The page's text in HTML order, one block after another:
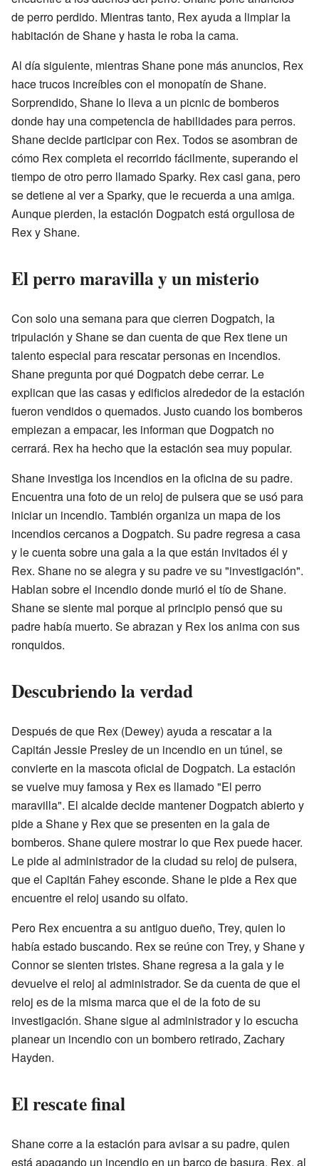
de perro perdido. Mientras tanto, Rex ayuda a limpiar la
habitación de Shane y hasta le roba la cama.
Al día siguiente, mientras Shane pone más anuncios, Rex
hace trucos increíbles con el monopatín de Shane.
Sorprendido, Shane lo lleva a un picnic de bomberos
donde hay una competencia de habilidades para perros.
Shane decide participar con Rex. Todos se asombran de
cómo Rex completa el recorrido fácilmente, superando el
tiempo de otro perro llamado Sparky. Rex casi gana, pero
se detiene al ver a Sparky, que le recuerda a una amiga.
Aunque pierden, la estación Dogpatch está orgullosa de
Rex y Shane.
El perro maravilla y un misterio
Con solo una semana para que cierren Dogpatch, la
tripulación y Shane se dan cuenta de que Rex tiene un
talento especial para rescatar personas en incendios.
Shane pregunta por qué Dogpatch debe cerrar. Le
explican que las casas y edificios alrededor de la estación
fueron vendidos o quemados. Justo cuando los bomberos
empiezan a empacar, les informan que Dogpatch no
cerrará. Rex ha hecho que la estación sea muy popular.
Shane investiga los incendios en la oficina de su padre.
Encuentra una foto de un reloj de pulsera que se usó para
iniciar un incendio. También organiza un mapa de los
incendios cercanos a Dogpatch. Su padre regresa a casa
y le cuenta sobre una gala a la que están invitados él y
Rex. Shane no se alegra y su padre ve su "investigación".
Hablan sobre el incendio donde murió el tío de Shane.
Shane se siente mal porque al principio pensó que su
padre había muerto. Se abrazan y Rex los anima con sus
ronquidos.
Descubriendo la verdad
Después de que Rex (Dewey) ayuda a rescatar a la
Capitán Jessie Presley de un incendio en un túnel, se
convierte en la mascota oficial de Dogpatch. La estación
se vuelve muy famosa y Rex es llamado "El perro
maravilla". El alcalde decide mantener Dogpatch abierto y
pide a Shane y Rex que se presenten en la gala de
bomberos. Shane quiere mostrar lo que Rex puede hacer.
Le pide al administrador de la ciudad su reloj de pulsera,
que el Capitán Fahey esconde. Shane le pide a Rex que
encuentre el reloj usando su olfato.
Pero Rex encuentra a su antiguo dueño, Trey, quien lo
había estado buscando. Rex se reúne con Trey, y Shane y
Connor se sienten tristes. Shane regresa a la gala y le
devuelve el reloj al administrador. Se da cuenta de que el
reloj es de la misma marca que el de la foto de su
investigación. Shane sigue al administrador y lo escucha
planear un incendio con un bombero retirado, Zachary
Hayden.
El rescate final
Shane corre a la estación para avisar a su padre, quien
está apagando un incendio en un barco de basura. Rex, al